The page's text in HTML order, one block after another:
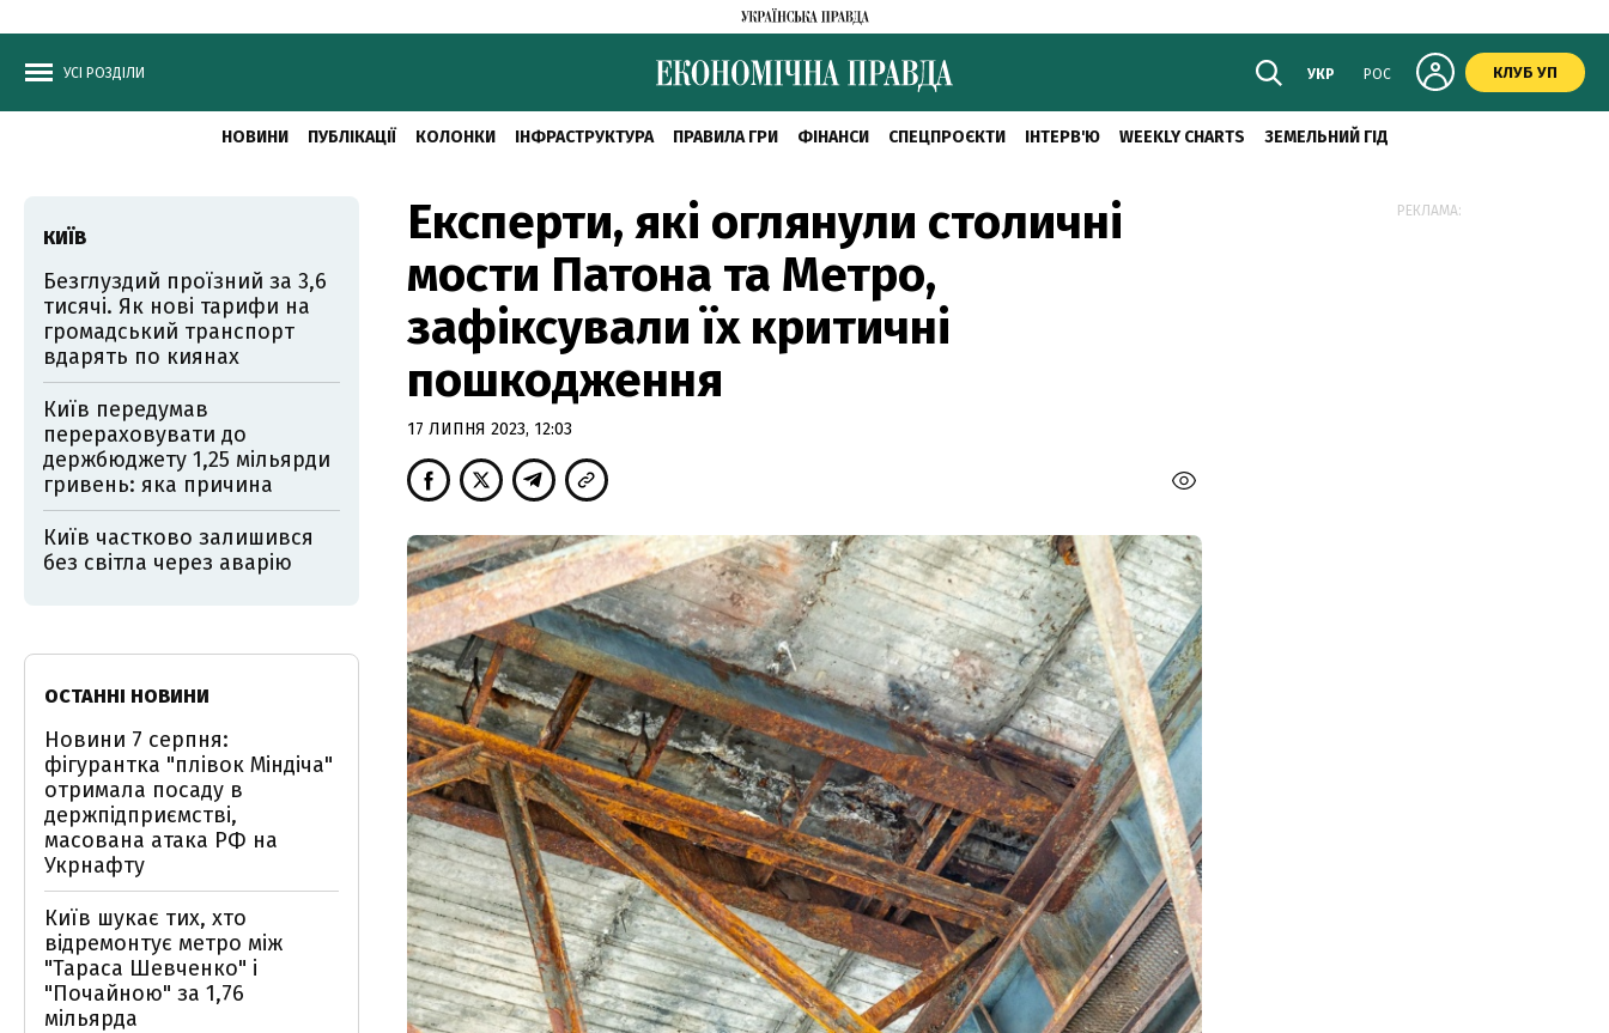
УСІ РОЗДІЛИ УКР РОС КЛУБ УП
НОВИНИ ПУБЛІКАЦІЇ КОЛОНКИ ІНФРАСТРУКТУРА ПРАВИЛА ГРИ ФІНАНСИ СПЕЦПРОЄКТИ ІНТЕРВ'Ю WEEKLY CHARTS ЗЕМЕЛЬНИЙ ГІД
Експерти, які оглянули столичні
мости Патона та Метро,
зафіксували їх критичні
пошкодження
17 ЛИПНЯ 2023, 12:03
КИЇВ
Безглуздий проїзний за 3,6
тисячі. Як нові тарифи на
громадський транспорт
вдарять по киянах
Київ передумав
перераховувати до
держбюджету 1,25 мільярди
гривень: яка причина
Київ частково залишився
без світла через аварію
ОСТАННІ НОВИНИ
Новини 7 серпня:
фігурантка "плівок Міндіча"
отримала посаду в
держпідприємстві,
масована атака РФ на
Укрнафту
Київ шукає тих, хто
відремонтує метро між
"Тараса Шевченко" і
"Почайною" за 1,76
мільярда
РЕКЛАМА: